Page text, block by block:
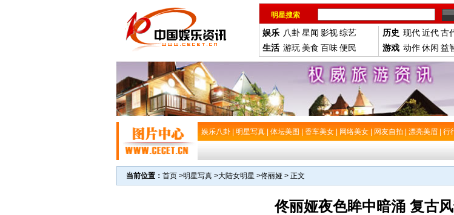
明星搜索
娱乐 八卦星闻 影视综艺
生活 游玩 美食 百味便民
历史 现代近代古
游戏 动作休闲 益
娱乐八卦 明星写真 体坛美图 香车美女 网络美女 网友自拍 漂亮美眉 行
当前位置： 首页 >明星写真 >大陆女明星 >佟丽娅 > 正文
佟丽娅夜色眸中暗涌 复古